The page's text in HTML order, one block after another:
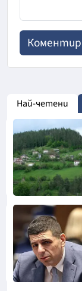
Най-четени